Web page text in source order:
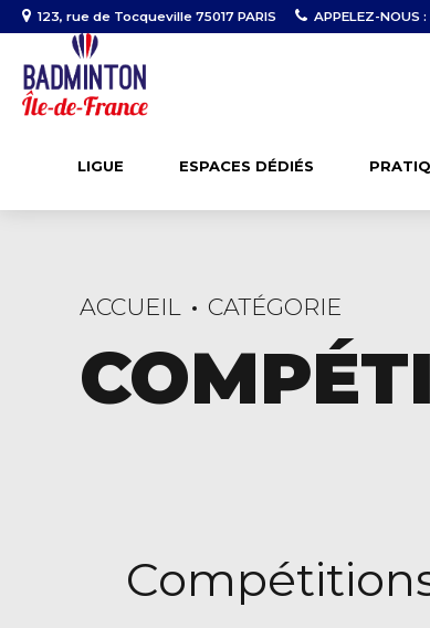
123, rue de Tocqueville 75017 PARIS APPELEZ-NOUS
LIGUE ESPACES DÉDIÉS
ACCUEIL CATÉGORIE